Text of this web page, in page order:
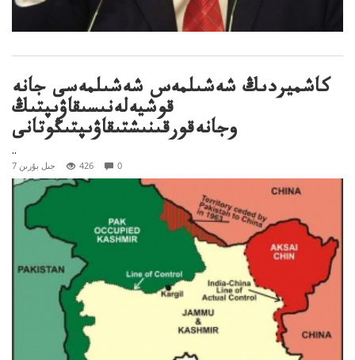
كاشميردىڭ شەشىلمەس شەشىلمەسى جانە
قوشيەلەنىسىقاۋىپتىڭ
وجانەقورقىنىشتىقاۋىپتىڭوتانى
..
7 جىل بۇرىن 426 0